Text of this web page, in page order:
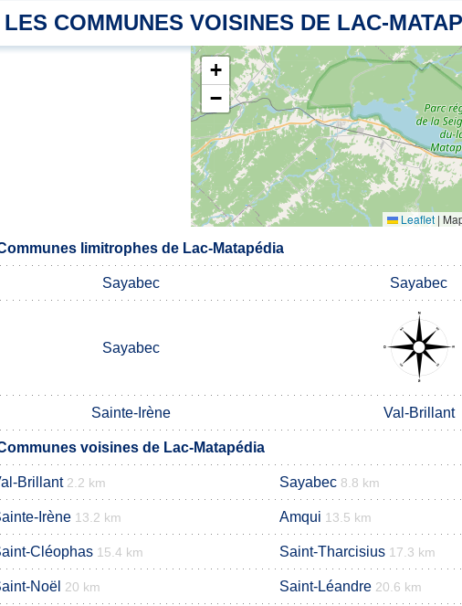
LES COMMUNES VOISINES DE LAC-
+
−
Leaflet |
limitrophes de Lac-Matapédia
Sayabec Sayabec
Sayabec
Sainte-Irène Val-Brillant
voisines de Lac-Matapédia
Brillant 2.2 km Sayabec 8.8 km
Irène 13.2 km Amqui 13.5 km
Cléophas 15.4 km Saint-Tharcisius 17.3 km
Noël 20 km Saint-Léandre 20.6 km